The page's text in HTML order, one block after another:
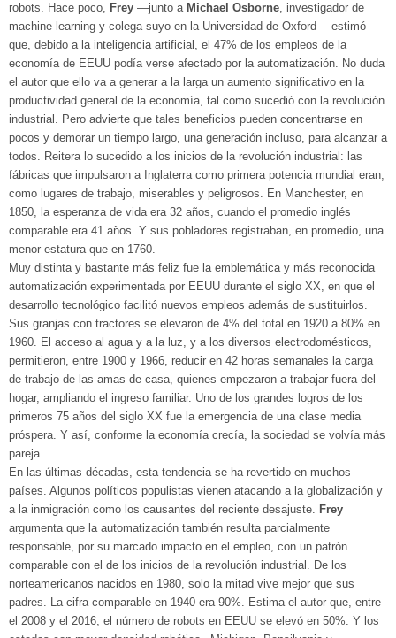
robots. Hace poco, Frey —junto a Michael Osborne, investigador de
machine learning y colega suyo en la Universidad de Oxford— estimó
que, debido a la inteligencia artificial, el 47% de los empleos de la
economía de EEUU podía verse afectado por la automatización. No duda
el autor que ello va a generar a la larga un aumento significativo en la
productividad general de la economía, tal como sucedió con la revolución
industrial. Pero advierte que tales beneficios pueden concentrarse en
pocos y demorar un tiempo largo, una generación incluso, para alcanzar a
todos. Reitera lo sucedido a los inicios de la revolución industrial: las
fábricas que impulsaron a Inglaterra como primera potencia mundial eran,
como lugares de trabajo, miserables y peligrosos. En Manchester, en
1850, la esperanza de vida era 32 años, cuando el promedio inglés
comparable era 41 años. Y sus pobladores registraban, en promedio, una
menor estatura que en 1760.
Muy distinta y bastante más feliz fue la emblemática y más reconocida
automatización experimentada por EEUU durante el siglo XX, en que el
desarrollo tecnológico facilitó nuevos empleos además de sustituirlos.
Sus granjas con tractores se elevaron de 4% del total en 1920 a 80% en
1960. El acceso al agua y a la luz, y a los diversos electrodomésticos,
permitieron, entre 1900 y 1966, reducir en 42 horas semanales la carga
de trabajo de las amas de casa, quienes empezaron a trabajar fuera del
hogar, ampliando el ingreso familiar. Uno de los grandes logros de los
primeros 75 años del siglo XX fue la emergencia de una clase media
próspera. Y así, conforme la economía crecía, la sociedad se volvía más
pareja.
En las últimas décadas, esta tendencia se ha revertido en muchos
países. Algunos políticos populistas vienen atacando a la globalización y
a la inmigración como los causantes del reciente desajuste. Frey
argumenta que la automatización también resulta parcialmente
responsable, por su marcado impacto en el empleo, con un patrón
comparable con el de los inicios de la revolución industrial. De los
norteamericanos nacidos en 1980, solo la mitad vive mejor que sus
padres. La cifra comparable en 1940 era 90%. Estima el autor que, entre
el 2008 y el 2016, el número de robots en EEUU se elevó en 50%. Y los